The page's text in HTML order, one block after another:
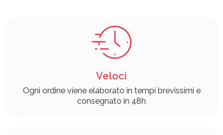
Veloci
Ogni ordine viene elaborato in tempi brevissimi e
consegnato in 48h